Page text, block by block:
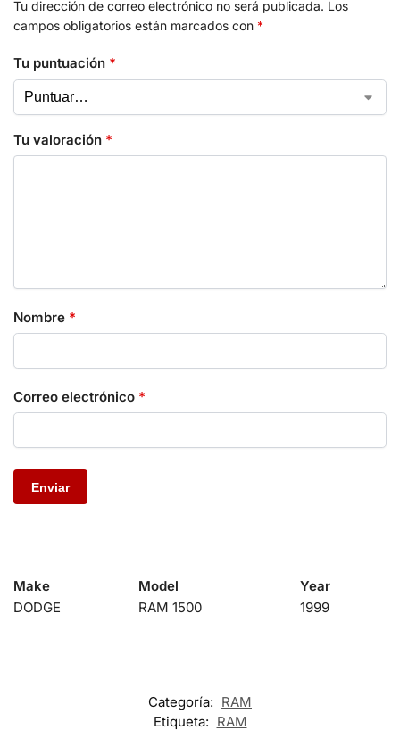
Tu dirección de correo electrónico no será publicada. Los
campos obligatorios están marcados con *
Tu puntuación *
Tu valoración *
Nombre *
Correo electrónico *
Make Model
Year
DODGE
RAM 1500 1999
Categoría: RAM
Etiqueta: RAM